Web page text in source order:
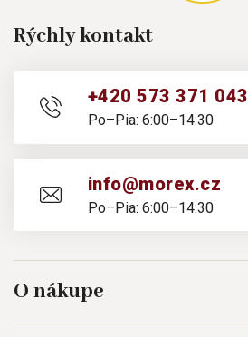
Rýchly kontakt
+420 573 371 043
Po–Pia: 6:00–14:30
info@morex.cz
Po–Pia: 6:00–14:30
O nákupe